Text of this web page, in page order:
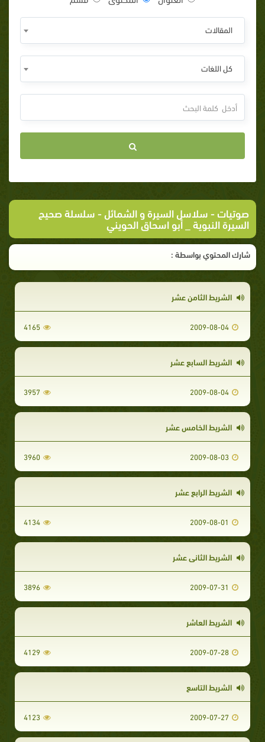
المقالات
كل اللغات
صوتيات -سلاسل السيرة و الشمائل - سلسلة صحيح
السيرة النبوية _ أبو اسحاق الحويني
شارك المحتوي بواسطة :
الشريط الثامن عشر
2009-08-04
4165
الشريط السابع عشر
2009-08-04
3957
الشريط الخامس عشر
2009-08-03
3960
الشريط الرابع عشر
2009-08-01
4134
الشريط الثاني عشر
2009-07-31
3896
الشريط العاشر
2009-07-28
4129
الشريط التاسع
2009-07-27
4123